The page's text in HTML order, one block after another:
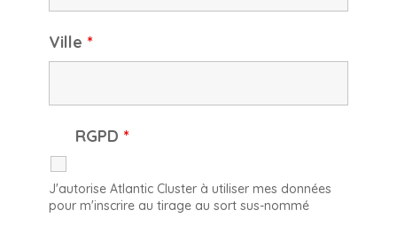
Ville *
RGPD *
J'autorise Atlantic Cluster à utiliser mes données
pour m'inscrire au tirage au sort sus-nommé